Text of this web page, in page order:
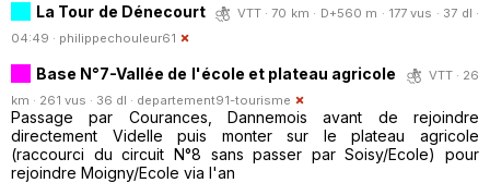
La Tour de Dénecourt
VTT · 70 km · D+560 m · 177 vus · 37 dl ·
04:49 · philippechouleur61
Base N°7-Vallée de l'école et plateau agricole
VTT · 26
km · 261 vus · 36 dl · departement91-tourisme
Passage par Courances, Dannemois avant de rejoindre
directement Videlle puis monter sur le plateau agricole
(raccourci du circuit N°8 sans passer par Soisy/Ecole) pour
rejoindre Moigny/Ecole via l'an